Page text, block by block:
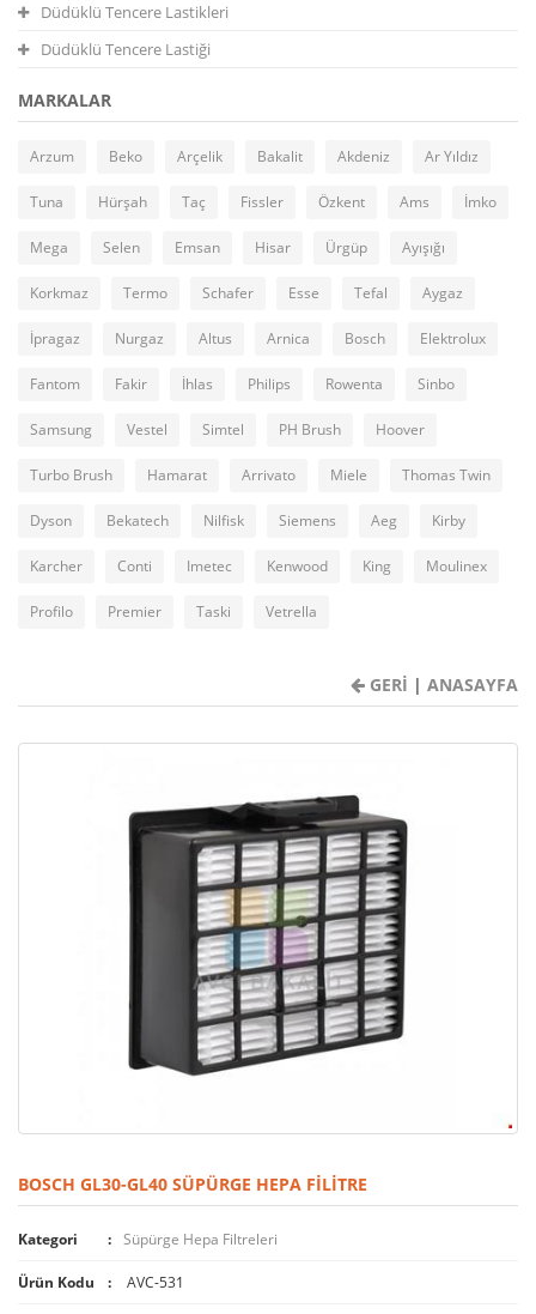
Düdüklü Tencere Lastikleri
Düdüklü Tencere Lastiği
MARKALAR
Arzum Beko Arçelik Bakalit Akdeniz Ar Yıldız
Tuna Hürşah Taç Fissler Özkent Ams İmko
Mega Selen Emsan Hisar Ürgüp Ayışığı
Korkmaz Termo Schafer Esse Tefal Aygaz
İpragaz Nurgaz Altus Arnica Bosch Elektrolux
Fantom Fakir İhlas Philips Rowenta Sinbo
Samsung Vestel Simtel PH Brush Hoover
Turbo Brush Hamarat Arrivato Miele Thomas Twin
Dyson Bekatech Nilfisk Siemens Aeg Kirby
Karcher Conti Imetec Kenwood King Moulinex
Profilo Premier Taski Vetrella
GERİ | ANASAYFA
BOSCH GL30-GL40 SÜPÜRGE HEPA FILITRE
Kategori Süpürge Hepa Filtreleri
Ürün Kodu AVC-531